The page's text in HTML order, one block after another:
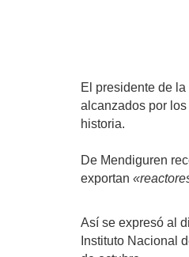
El presidente de
alcanzados por
historia.
De Mendiguren
exportan
Así se expresó al
Instituto Nacional